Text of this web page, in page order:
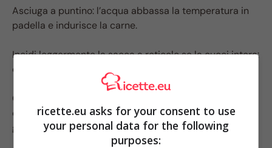
Asciuga a puntino: l’acqua abbassa la temperatura in
padella e indurisce la carne.
Incidi leggermente la sacca a reticolo se la cuoci intera:
evita che si arricci troppo.
Cottura binaria: o veloce (padella rovente, 2–3 minuti)
o lenta (umido 35–45 minuti). Nel mezzo diventa
gommoso.
ricette.eu asks for your consent to use
your personal data for the following
purposes: